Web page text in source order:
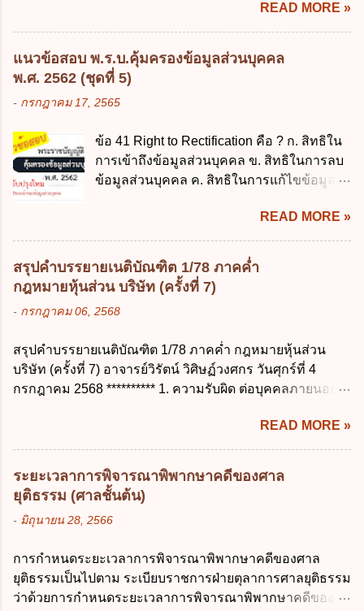
พฤษภาคม 2562 ข้อ 4 "บุคคลหรือนิติบุคคล
ซึ่งมีอำนาจหน้าที่ตัดสินใจเกี่ยวกับการเก็บ
รวบรวม ใช้ หรือเปิดเผยข้อมูลส่วนบุคคล" คือ
ความหมายตามข้อใด ก. ผู้ควบคุมข้อมูลส่วน
มีอำนาจแต่งตั้งพนักงานเจ้าหน้าที่ตามพระ
ราชบัญญัติคุ้มครองข้อมูลส่วนบุคคล พ.ศ.
2562 ก. นายกรัฐมนตรี ข. รัฐมนตรีว่าการ
กระทรวงดิจิทัลเพื่อเศร...
ส่วนราชการมีเงินทดรองราชการเพื่อรองจ่าย
ตามข้อผูกพันในการกู้เงินจากต่างประเทศ ค.
รองรับการปฏิบัติงานด้านการเงินการคลังตาม
นโยบาย New GFMIS Thai ง. สนับสนุนการให้
ความช่วยเหลือในกรณีจำเป็นเร่งด่วนที่ไม่
สามารถรอการเบิกเงินจากงบประมาณได้ ข้อ
ราชการ พ.ศ. 2562 ออกโดยอาศัยกฎหมาย
แม่บทใด ก. พระราชบัญญัติวิธีการงบ
ประมาณ พ.ศ. 2561 ข. พระราชบัญญัติวินัย
บัญญัติเงินคงคลัง พ.ศ. 2491 ง. ระเบียบ
กระทรวงการคลัง ว่าด้วยการเบิกเงินจากคลัง
การรับเงิน การจ่ายเงิน การเก็บรักษาเงิน และ
การนำเงินส่งคลัง พ.ศ. 2562 ข้อ 3 ส่วน
สำรองจ่ายได้แห่งละไม่เกินเท่าใร ก. 100,000
บาท ข. 50,000 บาท ค. 30,000 บาท ง. 10,000
บาท ข้อ 4 ดอกเบี้ยที่เกิดจากการนำเงินทดรอง
READ MORE »
แนวข้อสอบ พ.ร.บ.คุ้มครองข้อมูลส่วนบุคคล
พ.ศ. 2562 (ชุดที่ 5)
- กรกฎาคม 17, 2565
ข้อ 41 Right to Rectification คือ ? ก. สิทธิใน
การเข้าถึงข้อมูลส่วนบุคคล ข. สิทธิในการลบ
ข้อมูลส่วนบุคคล ค. สิทธิในการแก้ไขข้อมูล
การประมวลผลข้อมูลส่วนบุคคล ข้อ 42 ผู้
ควบคุมข้อมูลส่วนบุคคลต้องแก้ไขข้อมูลส่วน
บุคคลตามหลักการข้อใด ก. ถูกต้อง เป็น
ปัจจุบัน ข. สมบูรณ์ ค. ไม่ก่อให้เกิดความ
เข้าใจผิด ง. ถูกทุกข้อ ข้อ 43 มาตรการทาง
กฎหมายคุ้มครองข้อมูลส่วนบุคคล ในกรณีผู้
ข้อมูลส่วนบุคคลให้ถูกต้อง ก. ร้องทุกข์ ข. ร้อง
เรียน ค. อุทธรณ์ ง. ฟ้องร้อง ข้อ 44 หลักการ
สำคัญของสิทธิในการลบข้อมูลส่วนบุคคล คือ
ลบข้อมูลส่วนบุคคล ข. ขอให้ทำลายข้อมูล
ส่วนบุคคล ค. ทำให้ข้อมูลส่วนบุคคลไม่
สามารถระบุถึงตนได้ ง. ถูกทุกข้อ ข้อ 45
เงื่อนไข ในการใช้สิทธิลบข้อมูลส่วนบุคคล ข้อ
ส่วนบุคคลที่ไม่สมบูรณ์ ค. เจ้าของข้อมูลส่วน
บุคคลถอนความยินยอมในการเก็บรวบรวม
ใช้หรือเปิดเผยข้อมูลส่วนบุคคล ง. ข้อมูลส่วน
READ MORE »
สรุปคำบรรยายเนติบัณฑิต 1/78 ภาคค่ำ
กฎหมายหุ้นส่วน บริษัท (ครั้งที่ 7)
- กรกฎาคม 06, 2568
สรุปคำบรรยายเนติบัณฑิต 1/78 ภาคค่ำ กฎหมายหุ้นส่วน
บริษัท (ครั้งที่ 7) อาจารย์วิรัตน์ วิศิษฏ์วงศกร วันศุกร์ที่ 4
กรกฎาคม 2568 ********** 1. ความรับผิด ต่อบุคคลภายนอก
คนใดคนหนึ่งได้จัดทำไปในทางที่เป็น ธรรมดาการค้าขาย
ของห้างหุ้นส่วน ม.1050 , 1025 โดยพิจารณาตามสภาพแห่ง
กิจการ การงานของห้าง และประเพณีทางการค้า -หุ้นส่วน
ต้องจัดการในนามของห้าง ไม่ว่าจะมีมูลเหตุจูงใจเพราะทุจริต
หรือมีอำนาจจัดการหรือไม่ก็ตาม จึงเป็นไปตามหลักกฎหมาย
ปิดปากหุ้นส่วนคนอื่น และหลักลูกหนี้ร่วมตามม.291 เพื่อ
เกิดมูลหนี้ใดก็ตาม รวมถึงมูลละเมิด 1.1) กรณีห้างหุ้นส่วน
สามัญจดทะเบียน เมื่อห้าง ผิดนัด ชำระหนี้ เจ้าหนี้ของห้างฯ
ชอบที่จะเรียกให้ชำระหนี้เอาแต่ผู้เป็นหุ้นส่วนคนใคคนหนึ่ง
READ MORE »
ระยะเวลาการพิจารณาพิพากษาคดีของศาล
ยุติธรรม (ศาลชั้นต้น)
- มิถุนายน 28, 2566
การกำหนดระยะเวลาการพิจารณาพิพากษาคดีของศาล
ยุติธรรมเป็นไปตาม ระเบียบราชการฝ่ายตุลาการศาลยุติธรรม
ว่าด้วยการกำหนดระยะเวลาการพิจารณาพิพากษาคดีของ